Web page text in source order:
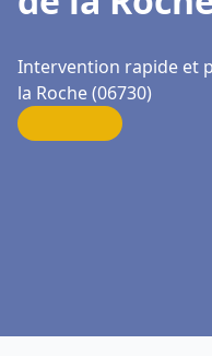
Intervention rapide et
la Roche (06730)